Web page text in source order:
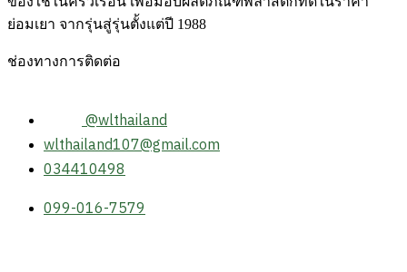
ย่อมเยา จากรุ่นสู่รุ่นตั้งแต่ปี 1988
ช่องทางการติดต่อ
@wlthailand
wlthailand107@gmail.com
034410498
099-016-7579